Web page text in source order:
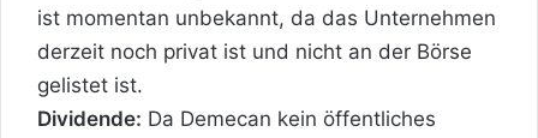
ist momentan unbekannt, da das Unternehmen
derzeit noch privat ist und nicht an der Börse
gelistet ist.
Dividende: Da Demecan kein öffentliches